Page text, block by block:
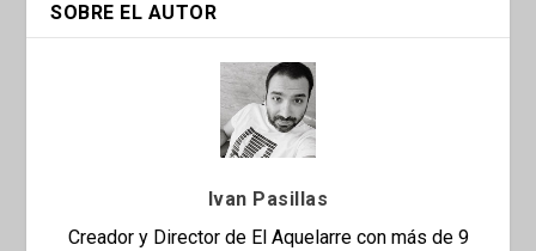
SOBRE EL AUTOR
Ivan Pasillas
Creador y Director de El Aquelarre con más de 9